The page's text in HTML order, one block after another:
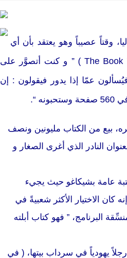
وقتاً عصيباً وهو يعتقد بأن أي
واحد سيقرأ روايته القادمة ( سارقة الكتب The Book Thief ) ” و كنت أتصوَّر على
عمّا إذا يدور فيقولون : إن
“.
من الكتاب مليونين ونصف
النادر الذي أغرى الصغار و
عامة بشيكاغو حيث يجيء
كان الاختيار الأكثر شعبيةً في
آني تولي، منسِّقة البرنامج، ” فهو كتاب أبلته
رجلاً يهودياً في سرداب بيتها، ( في